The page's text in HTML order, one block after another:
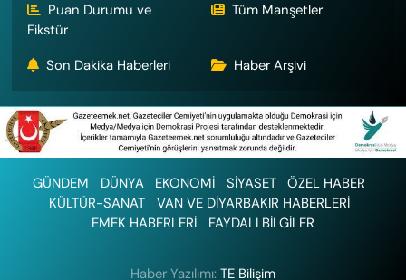
Puan Durumu ve
Fikstür
Tüm Manşetler
Son Dakika Haberleri Haber Arşivi
GÜNDEM DÜNYA EKONOMİ SİYASET
ÖZEL HABER
KÜLTÜR-SANAT
VAN VE DİYARBAKIR HABERLERİ
EMEK HABERLERİ
FAYDALI BİLGİLER
Haber Yazılımı: TE Bilişim